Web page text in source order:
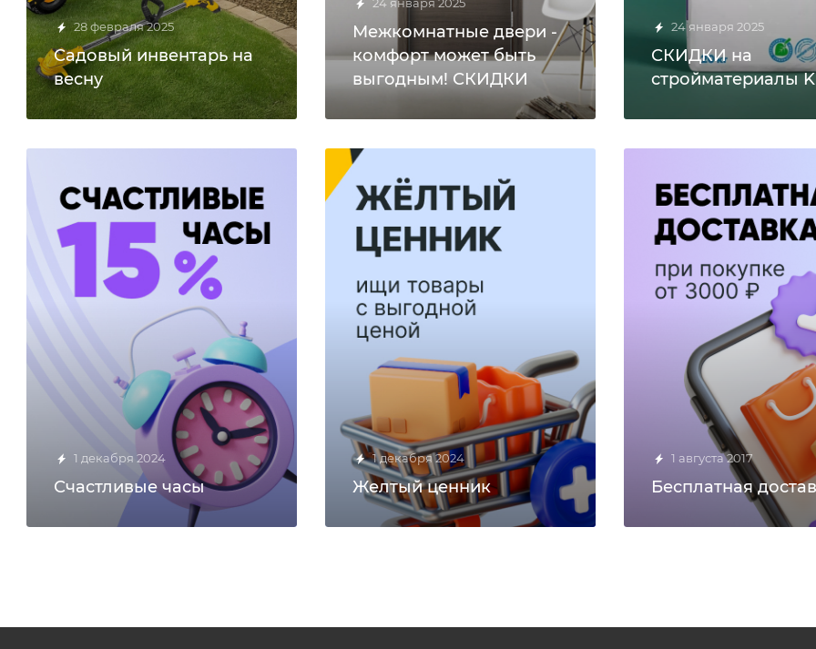
28 февраля 2025
Садовый инвентарь на
весну
Межкомнатные двери -
комфорт может быть
выгодным! СКИДКИ
24 января 2025
СКИДКИ на
стройматериалы
1 декабря 2024
Счастливые часы
1 декабря 2024
Желтый ценник
1 августа 2017
Бесплатная